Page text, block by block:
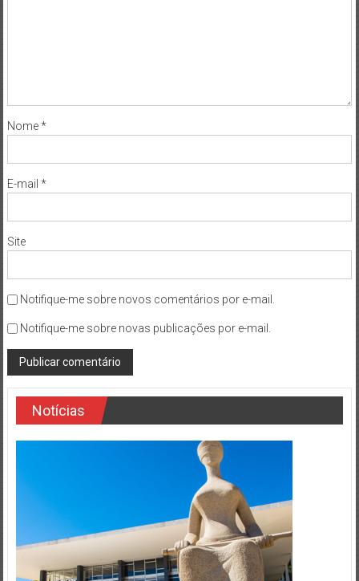
Nome*
E-mail *
Site
Notifique-me sobre novos comentários por e-mail.
Notifique-me sobre novas publicações por e-mail.
Notícias